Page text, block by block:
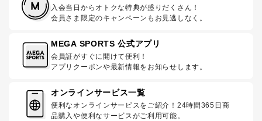
入会当日からオトクな特典が盛りだくさん！
会員さま限定のキャンペーンもお見逃しなく。
MEGA SPORTS 公式アプリ
会員証がすぐに開けて便利！
アプリクーポンや最新情報をお知らせします。
オンラインサービス一覧
便利なオンラインサービスをご紹介！24時間365日商
品購入や便利なサービスがご利用可能。